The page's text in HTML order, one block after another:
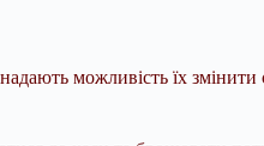
можливість їх